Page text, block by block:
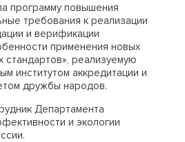
программу повышения
требования к реализации
и верификации
применения новых
реализуемую
институтом аккредитации и
дружбы народов.
Департамента
и экологии